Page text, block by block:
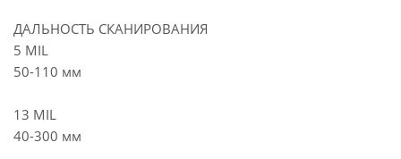
ДАЛЬНОСТЬ СКАНИРОВАНИЯ
5 MIL
50-110 мм
13 MIL
40-300 мм